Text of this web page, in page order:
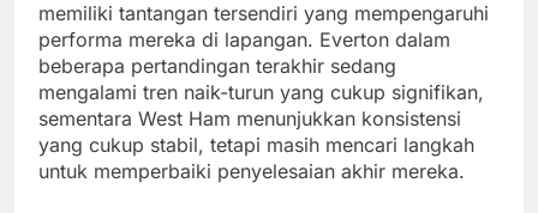
memiliki tantangan tersendiri yang mempengaruhi
performa mereka di lapangan. Everton dalam
beberapa pertandingan terakhir sedang
mengalami tren naik-turun yang cukup signifikan,
sementara West Ham menunjukkan konsistensi
yang cukup stabil, tetapi masih mencari langkah
untuk memperbaiki penyelesaian akhir mereka.